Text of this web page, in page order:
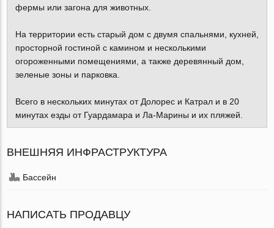
фермы или загона для животных.
На территории есть старый дом с двумя спальнями, кухней,
просторной гостиной с камином и несколькими
огороженными помещениями, а также деревянный дом,
зеленые зоны и парковка.
Всего в нескольких минутах от Долорес и Катрал и в 20
минутах езды от Гуардамара и Ла-Марины и их пляжей.
ВНЕШНЯЯ ИНФРАСТРУКТУРА
Бассейн
НАПИСАТЬ ПРОДАВЦУ